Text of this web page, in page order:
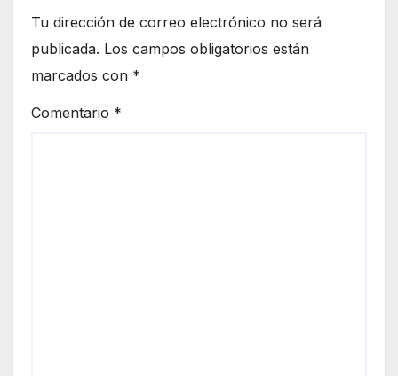
Tu dirección de correo electrónico no será
publicada. Los campos obligatorios están
marcados con *
Comentario *